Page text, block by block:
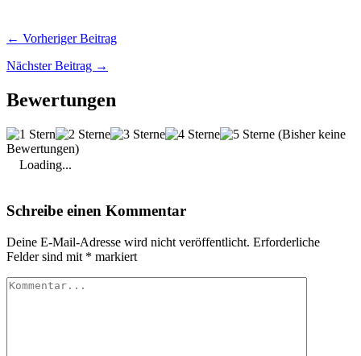
← Vorheriger Beitrag
Nächster Beitrag →
Bewertungen
(Bisher keine
Bewertungen)
Loading...
Schreibe einen Kommentar
Deine E-Mail-Adresse wird nicht veröffentlicht. Erforderliche
Felder sind mit * markiert